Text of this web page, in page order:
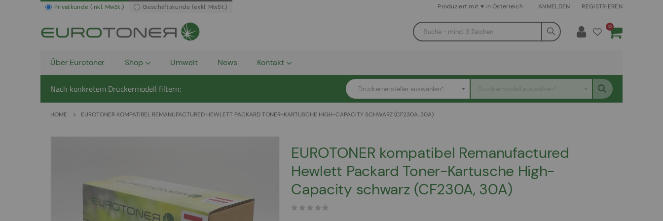
Privatkunde (inkl. MwSt.) Geschäftskunde (exkl. MwSt.) Produziert mit ♥ in Österreich ANMELDEN REGISTRIEREN
Warenkorb
0Artikel
Über Eurotoner Shop Umwelt News Kontakt
Nach konkretem Druckermodell filtern: Druckerhersteller auswählen*
HOME EUROTONER KOMPATIBEL REMANUFACTURED HEWLETT PACKARD TONER-KARTUSCHE HIGH-CAPACITY SCHWARZ (CF230A, 30A)
EUROTONER kompatibel Remanufactured
Hewlett Packard Toner-Kartusche High-
Capacity schwarz (CF230A, 30A)